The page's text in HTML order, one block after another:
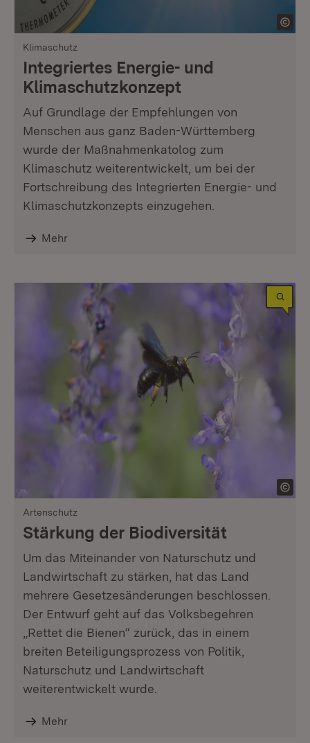
Klimaschutz
Integriertes Energie- und
Klimaschutzkonzept
Auf Grundlage der Empfehlungen von
Menschen aus ganz Baden-Württemberg
wurde der Maßnahmenkatolog zum
Klimaschutz weiterentwickelt, um bei der
Fortschreibung des Integrierten Energie- und
Klimaschutzkonzepts einzugehen.
Mehr
Artenschutz
Stärkung der Bio­diversität
Um das Miteinander von Naturschutz und
Landwirtschaft zu stärken, hat das Land
mehrere Gesetzes­änderungen beschlossen.
Der Entwurf geht auf das Volksbegehren
„Rettet die Bienen“ zurück, das in einem
breiten Beteiligungsprozess von Politik,
Naturschutz und Landwirtschaft
weiterentwickelt wurde.
Mehr